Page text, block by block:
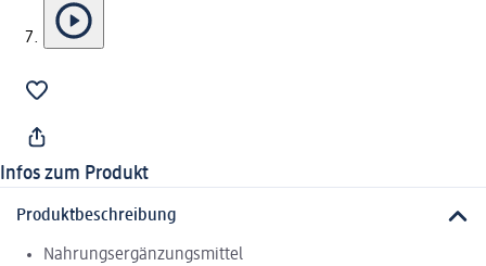
Infos zum Produkt
Produktbeschreibung
Nahrungsergänzungsmittel